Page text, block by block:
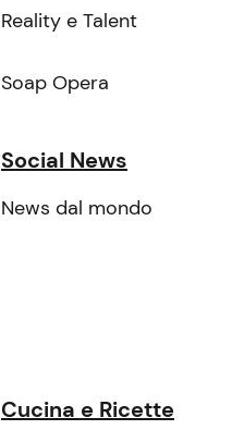
Reality e Talent
Soap Opera
Social News
News dal mondo
Cucina e Ricette